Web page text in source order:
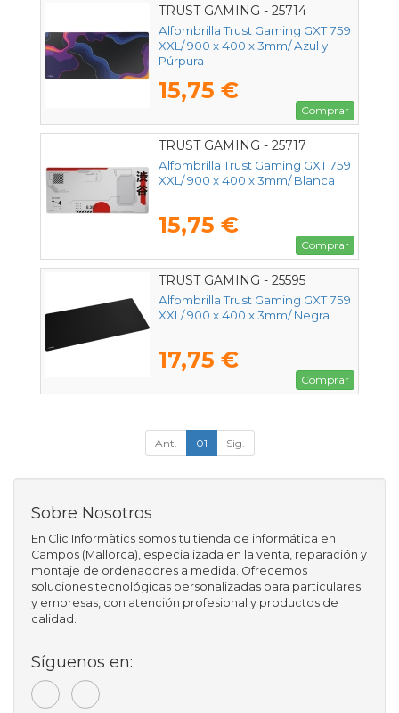
TRUST GAMING - 25714
Alfombrilla Trust Gaming GXT 759
XXL/ 900 x 400 x 3mm/ Azul y
Púrpura
15,75 €
Comprar
TRUST GAMING - 25717
Alfombrilla Trust Gaming GXT 759
XXL/ 900 x 400 x 3mm/ Blanca
15,75 €
Comprar
TRUST GAMING - 25595
Alfombrilla Trust Gaming GXT 759
XXL/ 900 x 400 x 3mm/ Negra
17,75 €
Comprar
Ant. 01 Sig.
Sobre Nosotros
En Clic Informàtics somos tu tienda de informática en
Campos (Mallorca), especializada en la venta, reparación y
montaje de ordenadores a medida. Ofrecemos
soluciones tecnológicas personalizadas para particulares
y empresas, con atención profesional y productos de
calidad.
Síguenos en: